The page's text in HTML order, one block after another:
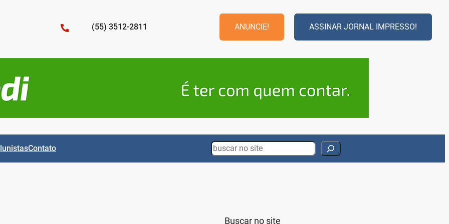
(55) 3512-2811 ANUNCIE! ASSINAR JORNAL IMPRESSO!
Contato Search
Buscar no site